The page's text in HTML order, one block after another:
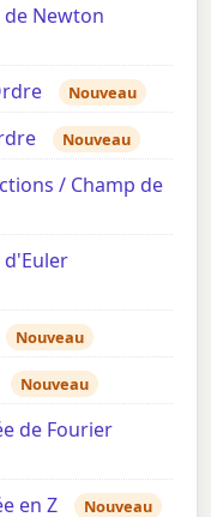
Newton
Nouveau
Nouveau
/ Champ de
d'Euler
Nouveau
Nouveau
de Fourier
en Z Nouveau